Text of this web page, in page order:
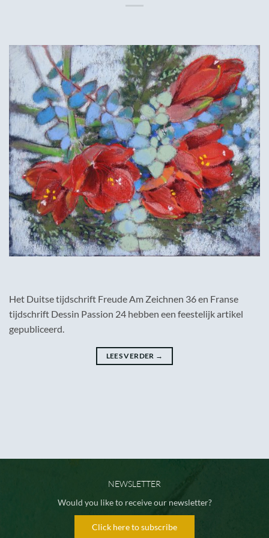
Het Duitse tijdschrift Freude Am Zeichnen 36 en Franse
tijdschrift Dessin Passion 24 hebben een feestelijk artikel
gepubliceerd.
LEES VERDER →
NEWSLETTER
Would you like to receive our newsletter?
Click here to subscribe